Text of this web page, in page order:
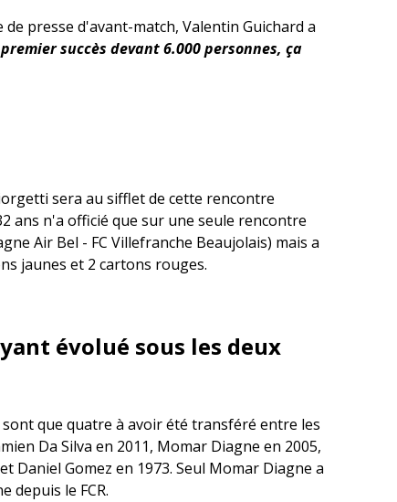
de presse d'avant-match, Valentin Guichard a
succès devant 6.000 personnes, ça
sera au sifflet de cette rencontre
ans n'a officié que sur une seule rencontre
Air Bel - FC Villefranche Beaujolais) mais a
jaunes et 2 cartons rouges.
évolué sous les deux
que quatre à avoir été transféré entre les
Da Silva en 2011, Momar Diagne en 2005,
Daniel Gomez en 1973. Seul Momar Diagne a
depuis le FCR.